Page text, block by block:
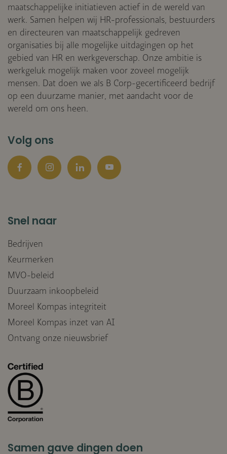
maatschappelijke initiatieven actief in de wereld van
werk. Samen helpen wij HR-professionals, bestuurders
en directeuren van maatschappelijk gedreven
organisaties bij alle mogelijke uitdagingen op het
gebied van HR en werkgeverschap. Onze ambitie is
werkgeluk mogelijk maken voor zoveel mogelijk
mensen. Dat doen we als B Corp-gecertificeerd bedrijf
op een duurzame manier, met aandacht voor de
wereld om ons heen.
Volg ons
Snel naar
Bedrijven
Keurmerken
MVO-beleid
Duurzaam inkoopbeleid
Moreel Kompas integriteit
Moreel Kompas inzet van AI
Ontvang onze nieuwsbrief
Samen gave dingen doen